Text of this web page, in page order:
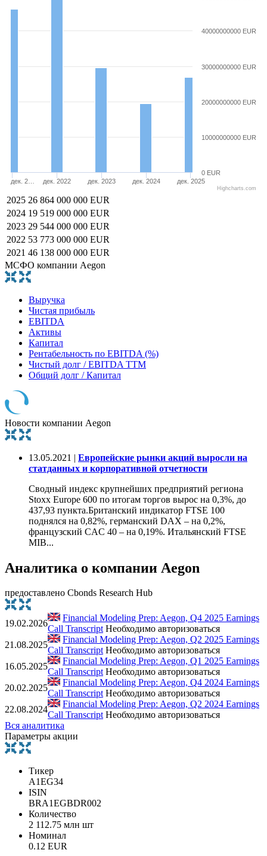
дек. 2… дек. 2022 дек. 2023 дек. 2024 дек. 2025
0 EUR
10000000000 EUR
20000000000 EUR
30000000000 EUR
40000000000 EUR
Highcharts.com
2025 26 864 000 000 EUR
2024 19 519 000 000 EUR
2023 29 544 000 000 EUR
2022 53 773 000 000 EUR
2021 46 138 000 000 EUR
МСФО компании Aegon
Выручка
Чистая прибыль
EBITDA
Активы
Капитал
Рентабельность по EBITDA (%)
Чистый долг / EBITDA TTM
Общий долг / Капитал
Новости компании Aegon
13.05.2021 | Европейские рынки акций выросли на
статданных и корпоративной отчетности
Сводный индекс крупнейших предприятий региона
Stoxx Europe 600 по итогам торгов вырос на 0,3%, до
437,93 пункта.Британский индикатор FTSE 100
поднялся на 0,82%, германский DAX – на 0,2%,
французский CAC 40 – на 0,19%. Итальянский FTSE
MIB...
Аналитика о компании Aegon
предоставлено Cbonds Research Hub
19.02.2026
Financial Modeling Prep: Aegon, Q4 2025 Earnings
Call Transcript Необходимо авторизоваться
21.08.2025
Financial Modeling Prep: Aegon, Q2 2025 Earnings
Call Transcript Необходимо авторизоваться
16.05.2025
Financial Modeling Prep: Aegon, Q1 2025 Earnings
Call Transcript Необходимо авторизоваться
20.02.2025
Financial Modeling Prep: Aegon, Q4 2024 Earnings
Call Transcript Необходимо авторизоваться
22.08.2024
Financial Modeling Prep: Aegon, Q2 2024 Earnings
Call Transcript Необходимо авторизоваться
Вся аналитика
Параметры акции
Тикер
A1EG34
ISIN
BRA1EGBDR002
Количество
2 112.75 млн шт
Номинал
0.12 EUR